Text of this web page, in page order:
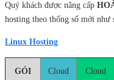
Quý khách được nâng cấp
hosting theo thống số mới như
Linux Hosting
GÓI
Cloud
Cloud